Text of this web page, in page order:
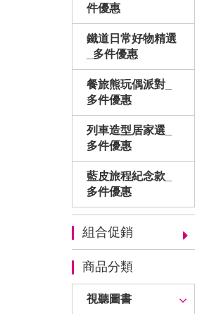
件優惠
鐵道日常好物精選
_多件優惠
餐旅熊玩偶派對_
多件優惠
列車造型居家選_
多件優惠
藍皮旅程紀念款_
多件優惠
組合促銷
商品分類
視聽圖書